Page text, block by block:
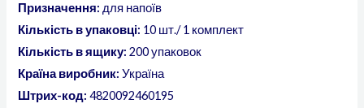
Призначення: для напоїв
Кількість в упаковці: 10 шт./ 1 комплект
Кількість в ящику:200 упаковок
Країна виробник:Україна
Штрих-код: 4820092460195